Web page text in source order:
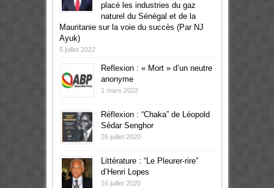
placé les industries du gaz
naturel du Sénégal et de la
Mauritanie sur la voie du succès (Par NJ
Ayuk)
5 juillet 2022
Reflexion : « Mort » d’un neutre
anonyme
1 mars 2022
Réflexion : “Chaka” de Léopold
Sédar Senghor
26 juillet 2020
Littérature : “Le Pleurer-rire”
d’Henri Lopes
16 juillet 2020